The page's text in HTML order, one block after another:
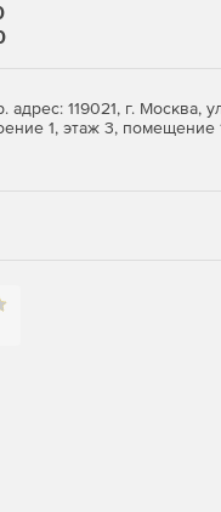
119021, г. Москва,
1, этаж 3,